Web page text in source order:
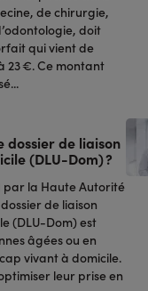
de chirurgie,
doit
qui vient de
23 €. Ce montant
dossier de liaison
(DLU-Dom) ?
par la Haute Autorité
de liaison
(DLU-Dom) est
âgées ou en
vivant à domicile.
leur prise en